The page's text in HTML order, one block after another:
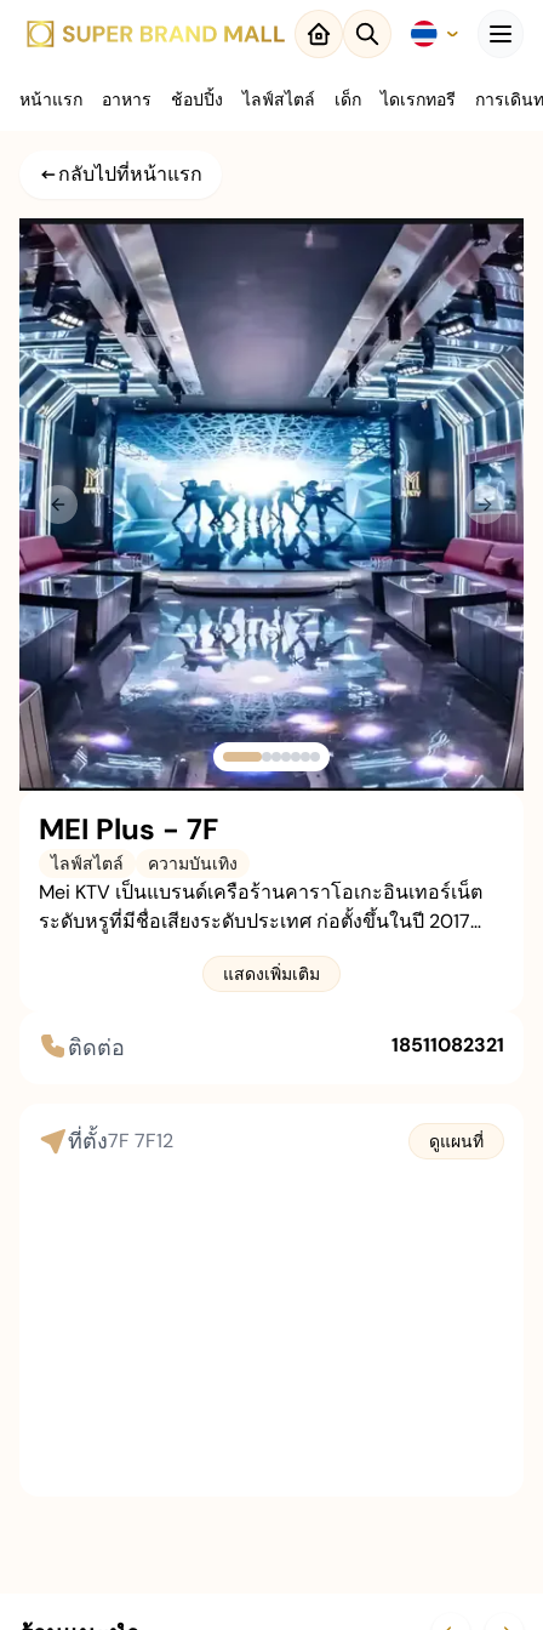
Menu
ผลลัพธ์
แผนที่
เพิ่มเติม
อาชีพ เกี่ยวกับเรา ติดต่อเรา ที่จอดรถ
ปิด
หน้าแรก อาหาร ช้อปปิ้ง ไลฟ์สไตล์ เด็ก ไดเรกทอรี การเดิน
กลับไปที่หน้าแรก
Previous slide Next
MEI Plus - 7F
ไลฟ์สไตล์ ความบันเทิง
Mei KTV เป็นแบรนด์เครือร้านคาราโอเกะอินเทอร์เน็ต
ระดับหรูที่มีชื่อเสียงระดับประเทศ ก่อตั้งขึ้นในปี 2017
โดย Wu Hai ผู้ก่อตั้ง Orange Crystal Hotel Mei KTV มุ่ง
มั่นที่จะผสานการเล่นเกมอินเทอร์เน็ตที่หลากหลายเข้า
เทคโนโลยี ทำลายขีดจำกัดระหว่างคนแปลกหน้า ห้อง
ส่วนตัว และเมือง สร้างวิธีการบันเทิงแบบโต้ตอบรูปแบบ
แสดงเพิ่มเติม
ติดต่อ 18511082321
ที่ตั้ง7F 7F12 ดูแผนที่